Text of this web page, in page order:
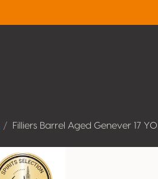
Filliers Barrel Aged Genever 17 YO